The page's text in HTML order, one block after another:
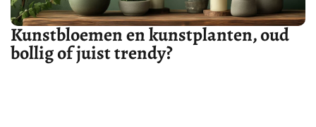
Kunstbloemen en kunstplanten, oud
bollig of juist trendy?